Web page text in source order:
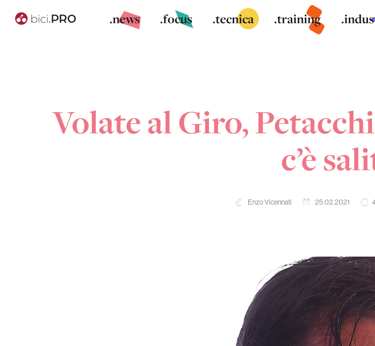
.news .focus .tecnica .training
Volate al Giro,
c’è
Enzo Vicennati 25.02.2021